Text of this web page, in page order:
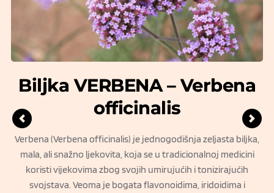
Biljka VERBENA – Verbena
officinalis
Verbena (Verbena officinalis) je jednogodišnja zeljasta biljka,
mala, ali snažno ljekovita, koja se u tradicionalnoj medicini
koristi vijekovima zbog svojih umirujućih i tonizirajućih
svojstava. Veoma je bogata flavonoidima, iridoidima i